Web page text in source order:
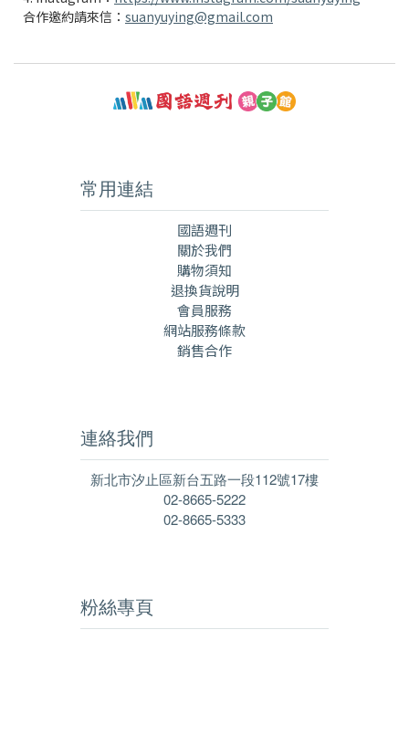
合作邀約請來信： suanyuying@gmail.com
常用連結
國語週刊
關於我們
購物須知
退換貨說明
會員服務
網站服務條款
銷售合作
連絡我們
新北市汐止區新台五路一段112號17樓
02-8665-5222
02-8665-5333
粉絲專頁